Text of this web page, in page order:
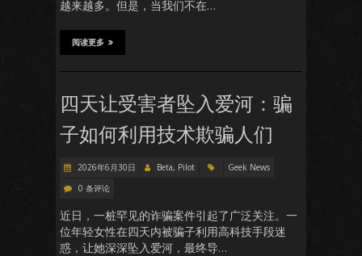
越来越多。但是，当我们不在…
阅读更多
四天让受害者坠入爱河：骗
子如何利用技术欺骗人们
2026年6月30日 Beta, Pilot
Geek News
0 条评论
近日，一桩罕见的诈骗案件引起了广泛关注。一
位年轻女性在四天内被骗子利用高科技手段迷
惑，让她深深坠入爱河，最终导…